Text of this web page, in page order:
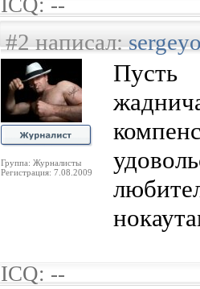
ICQ: --
#2 написал:
Группа: Журналисты
Регистрация: 7.08.2009
Пусть
ICQ: --